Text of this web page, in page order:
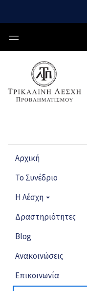
Αρχική
Το Συνέδριο
Η Λέσχη
Δραστηριότητες
Blog
Ανακοινώσεις
Επικοινωνία